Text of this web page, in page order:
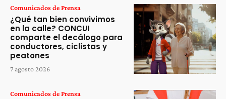
Comunicados de Prensa
¿Qué tan bien convivimos
en la calle? CONCUI
comparte el decálogo para
conductores, ciclistas y
peatones
7 agosto 2026
Comunicados de Prensa